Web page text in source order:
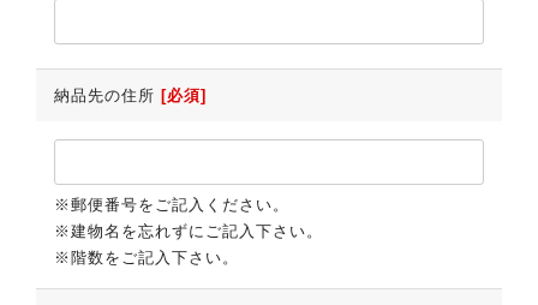
納品先の住所 [必須]
※郵便番号をご記入ください。
※建物名を忘れずにご記入下さい。
※階数をご記入下さい。